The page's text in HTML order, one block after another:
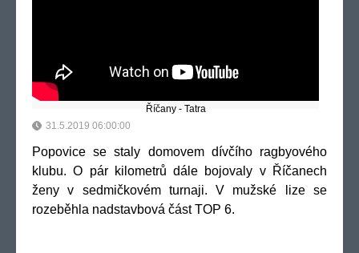
Říčany - Tatra
31.5.2019 06:00:00
Popovice se staly domovem dívčího ragbyového
klubu. O pár kilometrů dále bojovaly v Říčanech
ženy v sedmičkovém turnaji. V mužské lize se
rozeběhla nadstavbová část TOP 6.